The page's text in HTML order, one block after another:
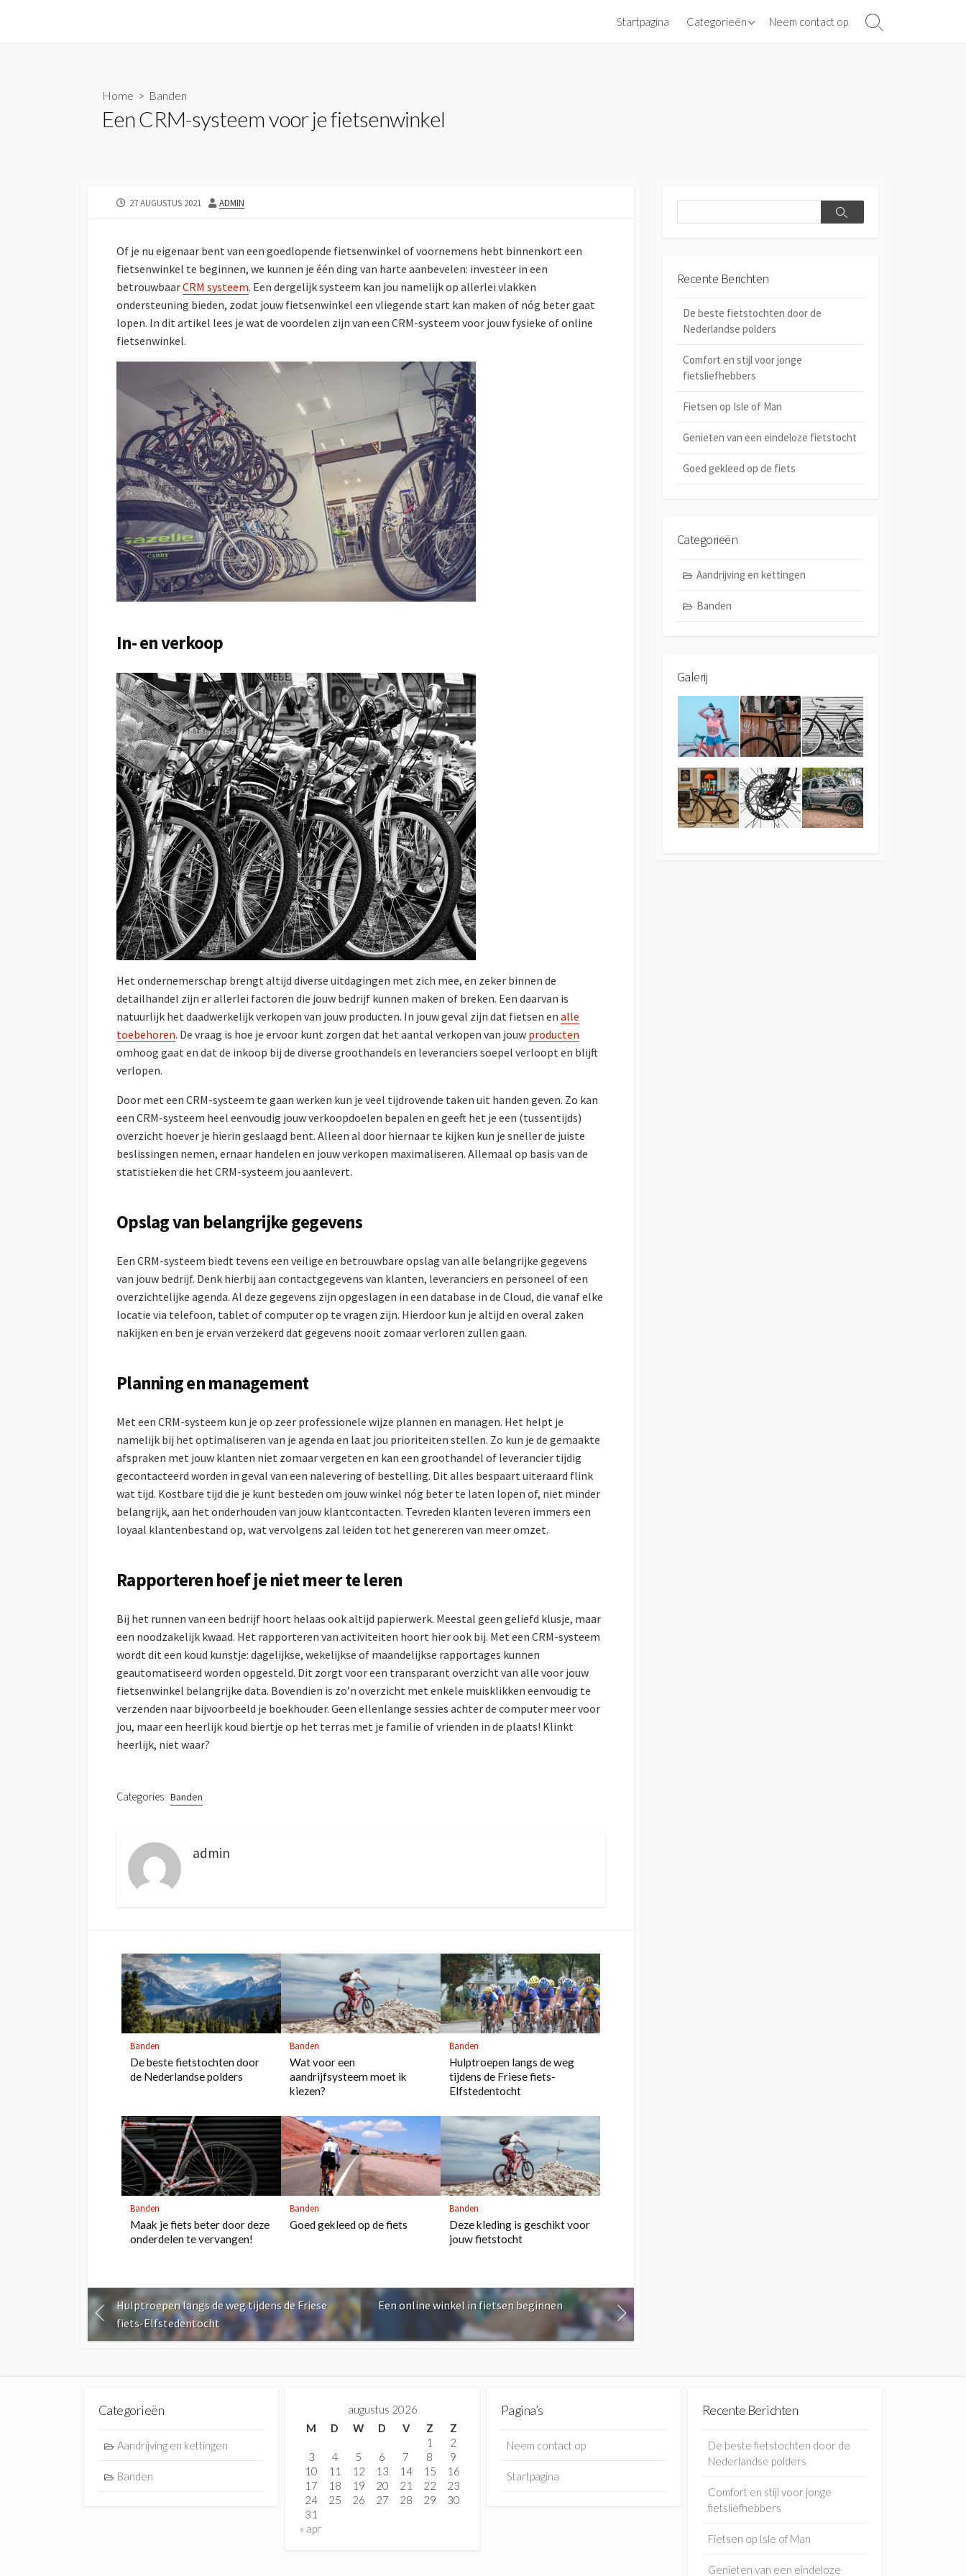
content
Startpagina Categorieën
Banden
Neem contact op
Search
Home > Banden
Een CRM-systeem voor je fietsenwinkel
PUBLISHED
27 AUGUSTUS 2021 AUTHOR
ADMIN
Of je nu eigenaar bent van een goedlopende fietsenwinkel of voornemens hebt binnenkort een
fietsenwinkel te beginnen, we kunnen je één ding van harte aanbevelen: investeer in een
betrouwbaarCRM systeem. Een dergelijk systeem kan jou namelijk op allerlei vlakken
ondersteuning bieden, zodat jouw fietsenwinkel een vliegende start kan maken of nóg beter gaat
lopen. In dit artikel lees je wat de voordelen zijn van een CRM-systeem voor jouw fysieke of online
fietsenwinkel.
In- en verkoop
Het ondernemerschap brengt altijd diverse uitdagingen met zich mee, en zeker binnen de
detailhandel zijn er allerlei factoren die jouw bedrijf kunnen maken of breken. Een daarvan is
natuurlijk het daadwerkelijk verkopen van jouw producten. In jouw geval zijn dat fietsen en alle
toebehoren. De vraag is hoe je ervoor kunt zorgen dat het aantal verkopen van jouw producten
omhoog gaat en dat de inkoop bij de diverse groothandels en leveranciers soepel verloopt en blijft
verlopen.
Door met een CRM-systeem te gaan werken kun je veel tijdrovende taken uit handen geven. Zo kan
een CRM-systeem heel eenvoudig jouw verkoopdoelen bepalen en geeft het je een (tussentijds)
overzicht hoever je hierin geslaagd bent. Alleen al door hiernaar te kijken kun je sneller de juiste
beslissingen nemen, ernaar handelen en jouw verkopen maximaliseren. Allemaal op basis van de
statistieken die het CRM-systeem jou aanlevert.
Opslag van belangrijke gegevens
Een CRM-systeem biedt tevens een veilige en betrouwbare opslag van alle belangrijke gegevens
van jouw bedrijf. Denk hierbij aan contactgegevens van klanten, leveranciers en personeel of een
overzichtelijke agenda. Al deze gegevens zijn opgeslagen in een database in de Cloud, die vanaf elke
locatie via telefoon, tablet of computer op te vragen zijn. Hierdoor kun je altijd en overal zaken
nakijken en ben je ervan verzekerd dat gegevens nooit zomaar verloren zullen gaan.
Planning en management
Met een CRM-systeem kun je op zeer professionele wijze plannen en managen. Het helpt je
namelijk bij het optimaliseren van je agenda en laat jou prioriteiten stellen. Zo kun je de gemaakte
afspraken met jouw klanten niet zomaar vergeten en kan een groothandel of leverancier tijdig
gecontacteerd worden in geval van een nalevering of bestelling. Dit alles bespaart uiteraard flink
wat tijd. Kostbare tijd die je kunt besteden om jouw winkel nóg beter te laten lopen of, niet minder
belangrijk, aan het onderhouden van jouw klantcontacten. Tevreden klanten leveren immers een
loyaal klantenbestand op, wat vervolgens zal leiden tot het genereren van meer omzet.
Rapporteren hoef je niet meer te leren
Bij het runnen van een bedrijf hoort helaas ook altijd papierwerk. Meestal geen geliefd klusje, maar
een noodzakelijk kwaad. Het rapporteren van activiteiten hoort hier ook bij. Met een CRM-systeem
wordt dit een koud kunstje: dagelijkse, wekelijkse of maandelijkse rapportages kunnen
geautomatiseerd worden opgesteld. Dit zorgt voor een transparant overzicht van alle voor jouw
fietsenwinkel belangrijke data. Bovendien is zo’n overzicht met enkele muisklikken eenvoudig te
verzenden naar bijvoorbeeld je boekhouder. Geen ellenlange sessies achter de computer meer voor
jou, maar een heerlijk koud biertje op het terras met je familie of vrienden in de plaats! Klinkt
heerlijk, niet waar?
Categories: Banden
admin
Banden
De beste fietstochten door
de Nederlandse polders
Banden
Wat voor een
aandrijfsysteem moet ik
kiezen?
Banden
Hulptroepen langs de weg
tijdens de Friese fiets-
Elfstedentocht
Banden
Maak je fiets beter door deze
onderdelen te vervangen!
Banden
Goed gekleed op de fiets
Banden
Deze kleding is geschikt voor
jouw fietstocht
Hulptroepen langs de weg tijdens de Friese
fiets-Elfstedentocht
Een online winkel in fietsen beginnen
Search
Recente Berichten
De beste fietstochten door de
Nederlandse polders
Comfort en stijl voor jonge
fietsliefhebbers
Fietsen op Isle of Man
Genieten van een eindeloze fietstocht
Goed gekleed op de fiets
Categorieën
Aandrijving en kettingen
Banden
Galerij
Categorieën
Aandrijving en kettingen
Banden
augustus 2026
M
D W D V Z
Z
1
2
3
4 5 6 7 8
9
10
11 12 13 14 15
16
17
18 19 20 21 22
23
24
25 26 27 28 29
30
31
« apr
Pagina’s
Neem contact op
Startpagina
Recente Berichten
De beste fietstochten door de
Nederlandse polders
Comfort en stijl voor jonge
fietsliefhebbers
Fietsen op Isle of Man
Genieten van een eindeloze